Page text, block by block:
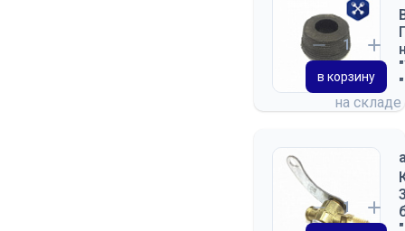
на складе
в корзину